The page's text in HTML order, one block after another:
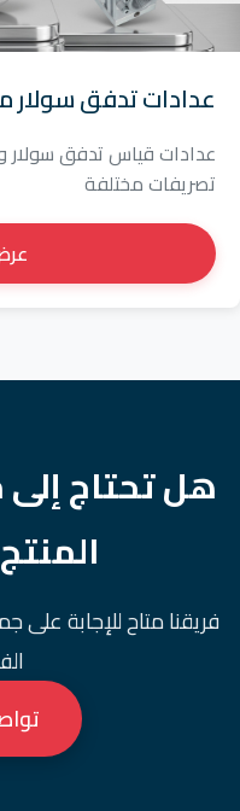
عدادات تدفق سولار
تصريفات مختلفة
هل تحتاج
فريقنا متاح للإجابة